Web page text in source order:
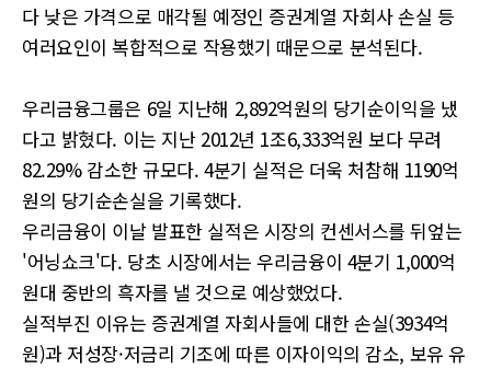
다 낮은 가격으로 매각될 예정인 증권계열 자회사 손실 등
여러요인이 복합적으로 작용했기 때문으로 분석된다.
우리금융그룹은 6일 지난해 2,892억원의 당기순이익을 냈
다고 밝혔다. 이는 지난 2012년 1조6,333억원 보다 무려
82.29% 감소한 규모다. 4분기 실적은 더욱 처참해 1190억
원의 당기순손실을 기록했다.
우리금융이 이날 발표한 실적은 시장의 컨센서스를 뒤엎는
'어닝쇼크'다. 당초 시장에서는 우리금융이 4분기 1,000억
원대 중반의 흑자를 낼 것으로 예상했었다.
실적부진 이유는 증권계열 자회사들에 대한 손실(3934억
원)과 저성장·저금리 기조에 따른 이자이익의 감소, 보유 유